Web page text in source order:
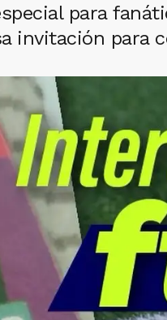
para
invitación